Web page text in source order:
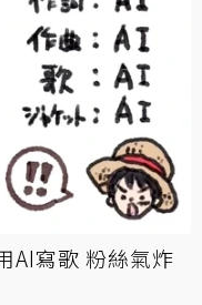
AI寫歌 粉絲氣炸